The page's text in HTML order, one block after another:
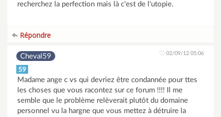
recherchez la perfection mais là c'est de l'utopie.
Répondre
Cheval59 02/09/12 05:06
59
Madame ange c vs qui devriez être condannée pour ttes
les choses que vous racontez sur ce forum !!!! Il me
semble que le problème relèverait plutôt du domaine
personnel vu la hargne que vous mettez à détruire la